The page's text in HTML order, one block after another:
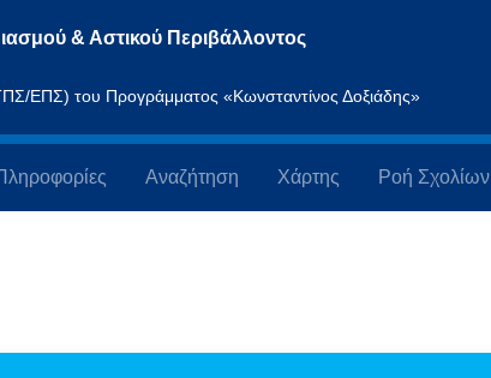
& Αστικού Περιβάλλοντος
ΕΠΣ) του Προγράμματος «Κωνσταντίνος Δοξιάδης»
Αναζήτηση Χάρτης Ροή Σχολίων